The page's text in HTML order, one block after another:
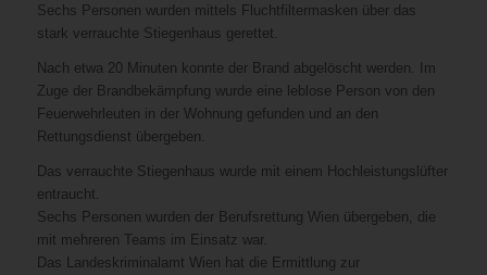
Sechs Personen wurden mittels Fluchtfiltermasken über das
stark verrauchte Stiegenhaus gerettet.
Nach etwa 20 Minuten konnte der Brand abgelöscht werden. Im
Zuge der Brandbekämpfung wurde eine leblose Person von den
Feuerwehrleuten in der Wohnung gefunden und an den
Rettungsdienst übergeben.
Das verrauchte Stiegenhaus wurde mit einem Hochleistungslüfter
entraucht.
Sechs Personen wurden der Berufsrettung Wien übergeben, die
mit mehreren Teams im Einsatz war.
Das Landeskriminalamt Wien hat die Ermittlung zur